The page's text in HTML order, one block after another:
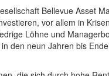
Bellevue Asset
vor allem in
Löhne und
den neun Jahren bis